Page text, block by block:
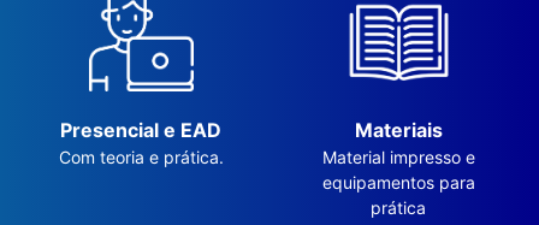
Presencial e EAD
Com teoria e prática.
Materiais
Material impresso e
equipamentos para
prática